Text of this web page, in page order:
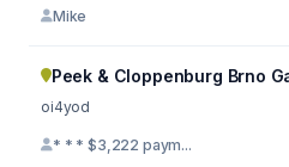
Mike
Peek & Cloppenburg Brno
oi4yod
* * * $3,222 paym...